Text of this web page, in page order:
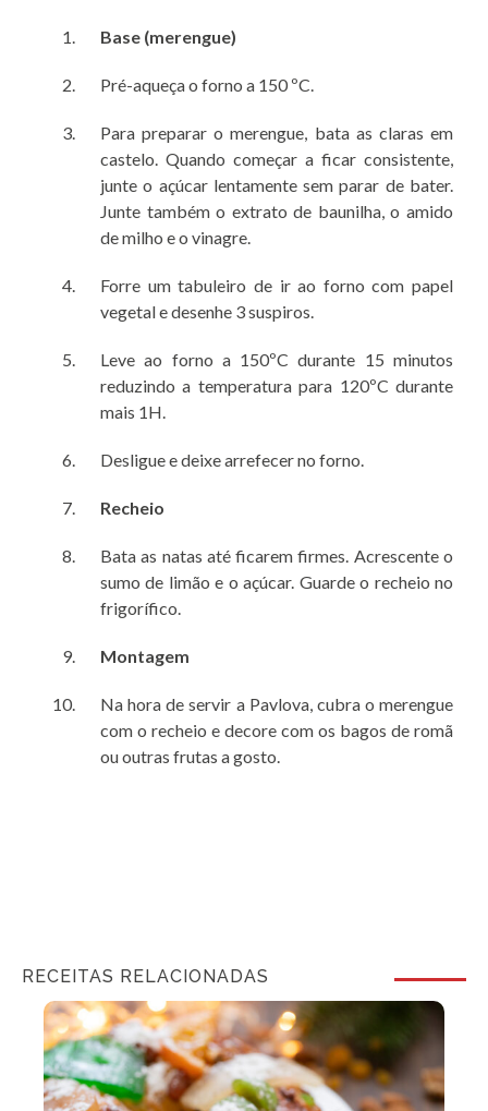
Base (merengue)
Pré-aqueça o forno a 150 ºC.
Para preparar o merengue, bata as claras em
castelo. Quando começar a ficar consistente,
junte o açúcar lentamente sem parar de bater.
Junte também o extrato de baunilha, o amido
de milho e o vinagre.
Forre um tabuleiro de ir ao forno com papel
vegetal e desenhe 3 suspiros.
Leve ao forno a 150ºC durante 15 minutos
reduzindo a temperatura para 120ºC durante
mais 1H.
Desligue e deixe arrefecer no forno.
Recheio
Bata as natas até ficarem firmes. Acrescente o
sumo de limão e o açúcar. Guarde o recheio no
frigorífico.
Montagem
Na hora de servir a Pavlova, cubra o merengue
com o recheio e decore com os bagos de romã
ou outras frutas a gosto.
RECEITAS RELACIONADAS